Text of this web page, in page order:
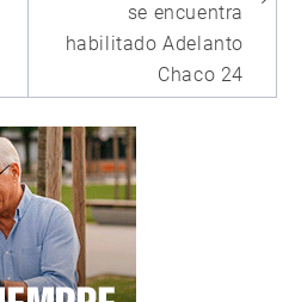
se encuentra
habilitado Adelanto
Chaco 24